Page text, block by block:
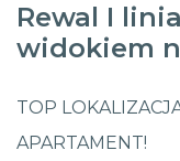
Rewal I
widokiem
TOP
APARTAMENT!